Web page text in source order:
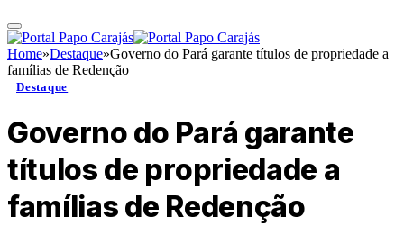
Home»Destaque»Governo do Pará garante títulos de propriedade a
famílias de Redenção
Destaque
Governo do Pará garante
títulos de propriedade a
famílias de Redenção